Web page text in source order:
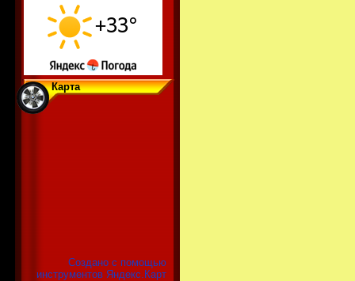
Карта
Создано с помощью
инструментов Яндекс.Карт